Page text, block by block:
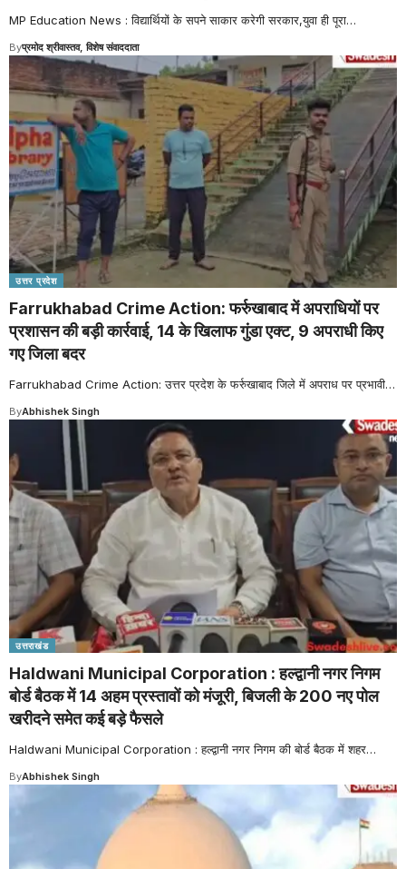
MP Education News : विद्यार्थियों के सपने साकार करेगी सरकार,युवा ही पूरा…
Byप्रमोद श्रीवास्तव, विशेष संवाददाता
उत्तर प्रदेश
Farrukhabad Crime Action: फर्रुखाबाद में अपराधियों पर
प्रशासन की बड़ी कार्रवाई, 14 के खिलाफ गुंडा एक्ट, 9 अपराधी किए
गए जिला बदर
Farrukhabad Crime Action: उत्तर प्रदेश के फर्रुखाबाद जिले में अपराध पर प्रभावी…
ByAbhishek Singh
उत्तराखंड
Haldwani Municipal Corporation : हल्द्वानी नगर निगम
बोर्ड बैठक में 14 अहम प्रस्तावों को मंजूरी, बिजली के 200 नए पोल
खरीदने समेत कई बड़े फैसले
Haldwani Municipal Corporation : हल्द्वानी नगर निगम की बोर्ड बैठक में शहर…
ByAbhishek Singh